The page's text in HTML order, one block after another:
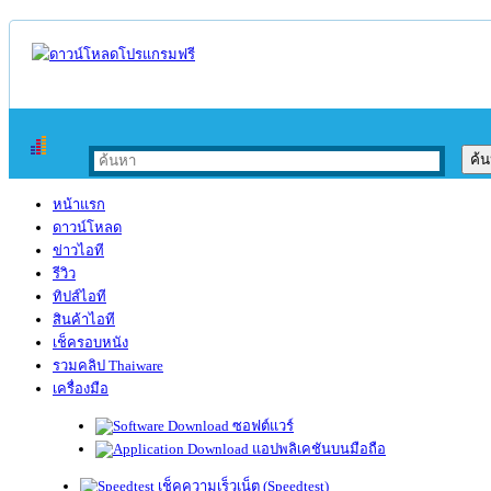
หน้าแรก
ดาวน์โหลด
ข่าวไอที
รีวิว
ทิปส์ไอที
สินค้าไอที
เช็ครอบหนัง
รวมคลิป Thaiware
เครื่องมือ
ซอฟต์แวร์
แอปพลิเคชันบนมือถือ
เช็คความเร็วเน็ต (Speedtest)